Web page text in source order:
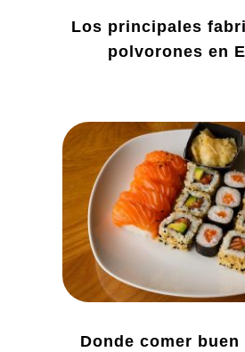
Los principales
polvorones en
Donde comer buen